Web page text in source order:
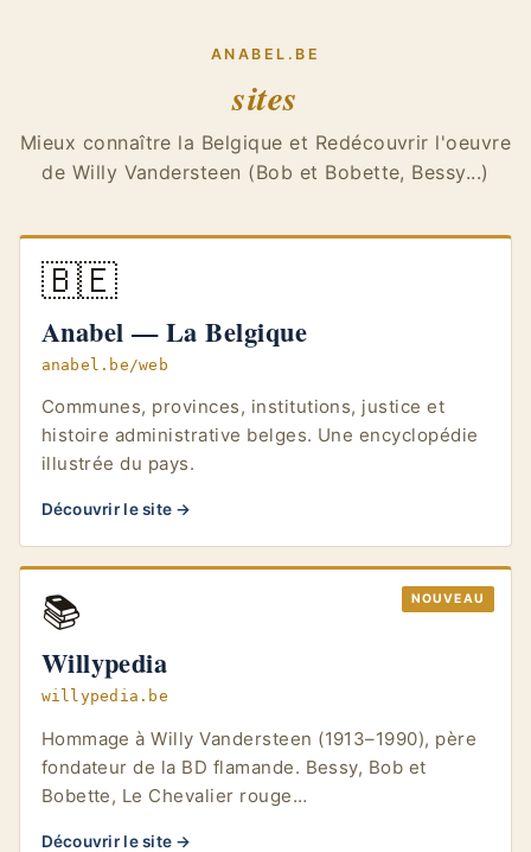
ANABEL.BE
sites
Mieux connaître la Belgique et Redécouvrir l'oeuvre
de Willy Vandersteen (Bob et Bobette, Bessy...)
🇧🇪
Anabel — La Belgique
anabel.be/web
Communes, provinces, institutions, justice et
histoire administrative belges. Une encyclopédie
illustrée du pays.
Découvrir le site →
NOUVEAU
📚
Willypedia
willypedia.be
Hommage à Willy Vandersteen (1913–1990), père
fondateur de la BD flamande. Bessy, Bob et
Bobette, Le Chevalier rouge…
Découvrir le site →